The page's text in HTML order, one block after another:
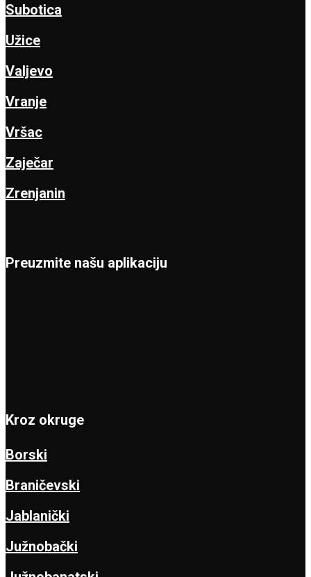
Subotica
Užice
Valjevo
Vranje
Vršac
Zaječar
Zrenjanin
Preuzmite našu aplikaciju
Kroz okruge
Borski
Braničevski
Jablanički
Južnobački